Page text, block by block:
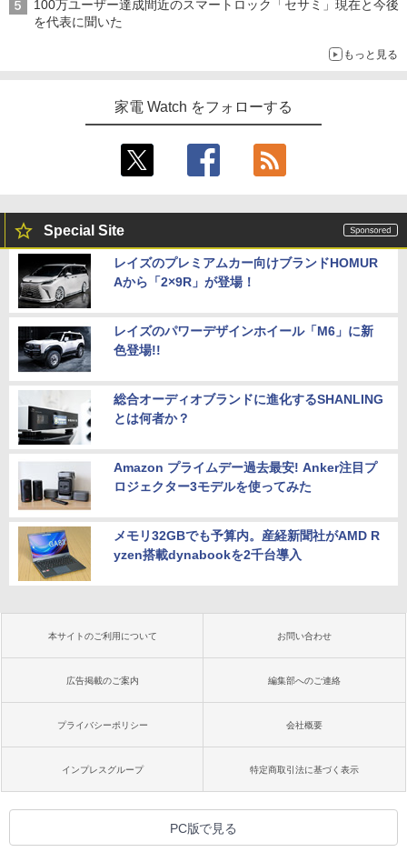
100万ユーザー達成間近のスマートロック「セサミ」現在と今後
を代表に聞いた
もっと見る
家電 Watch をフォローする
Special Site
レイズのプレミアムカー向けブランドHOMUR
Aから「2×9R」が登場！
レイズのパワーデザインホイール「M6」に新
色登場!!
総合オーディオブランドに進化するSHANLING
とは何者か？
Amazon プライムデー過去最安! Anker注目プ
ロジェクター3モデルを使ってみた
メモリ32GBでも予算内。産経新聞社がAMD R
yzen搭載dynabookを2千台導入
本サイトのご利用について お問い合わせ
広告掲載のご案内 編集部へのご連絡
プライバシーポリシー 会社概要
インプレスグループ 特定商取引法に基づく表示
PC版で見る